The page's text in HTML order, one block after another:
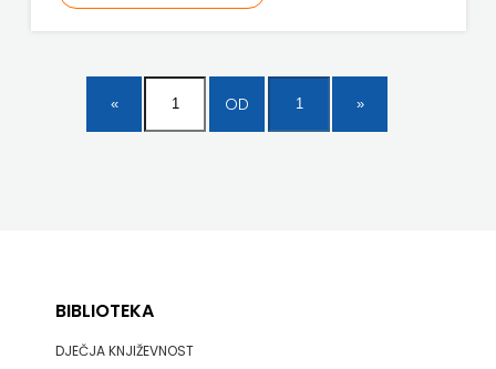
OMEGA
PLANETOPIJA
PLANJAX
OD
BIBLIOTEKA
DJEČJA KNJIŽEVNOST